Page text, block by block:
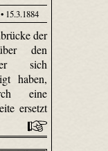
• 15.3.1884
der
den
sich
haben,
eine
ersetzt